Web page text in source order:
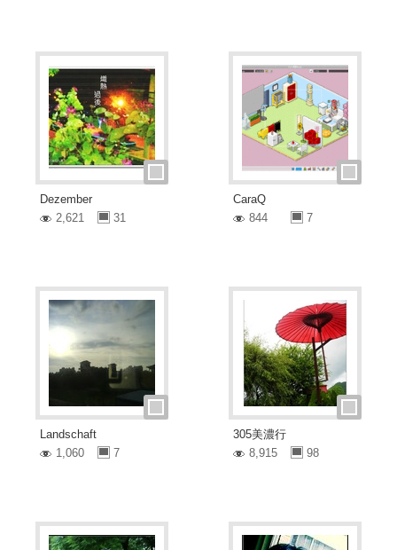
Dezember
2,621
31
CaraQ
844
7
Landschaft
1,060
7
305美濃行
8,915
98